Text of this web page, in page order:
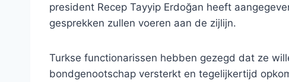
president Recep Tayyip Erdoğan heeft
gesprekken zullen voeren aan de zijlijn.
Turkse functionarissen hebben gezegd dat ze
bondgenootschap versterkt en tegelijkertijd